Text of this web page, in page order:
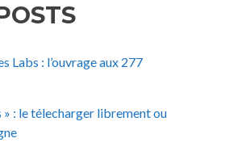
Labs : l’ouvrage aux 277
» : le télecharger librement ou